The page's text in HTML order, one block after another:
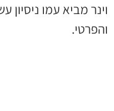
וינר מביא עמו ניסיון
והפרטי.